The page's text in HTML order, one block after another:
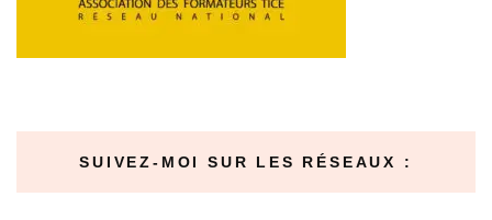
SUIVEZ-MOI SUR LES RÉSEAUX :